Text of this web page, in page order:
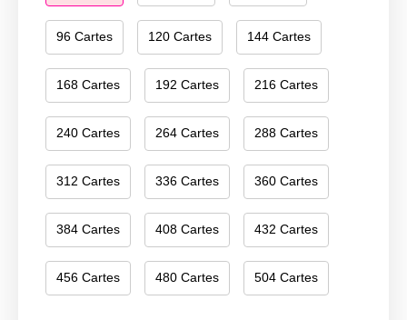
96 Cartes 120 Cartes 144 Cartes
168 Cartes 192 Cartes 216 Cartes
240 Cartes 264 Cartes 288 Cartes
312 Cartes 336 Cartes 360 Cartes
384 Cartes 408 Cartes 432 Cartes
456 Cartes 480 Cartes 504 Cartes
076